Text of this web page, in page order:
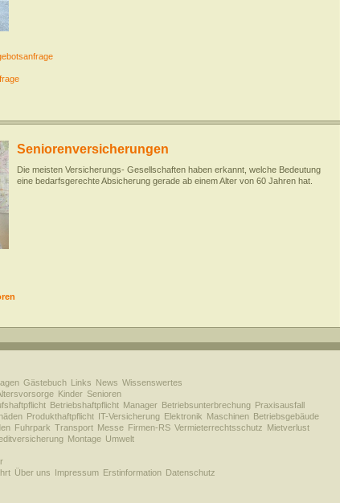
Seniorenversicherungen
Die meisten Versicherungs- Gesellschaften haben erkannt, welche Bedeutung
eine bedarfsgerechte Absicherung gerade ab einem Alter von 60 Jahren hat.
Gästebuch Links News Wissenswertes
Kinder Senioren
Betriebshaftpflicht Manager Betriebsunterbrechung Praxisausfall
Produkthaftpflicht IT-Versicherung Elektronik Maschinen Betriebsgebäude
Fuhrpark Transport Messe Firmen-RS Vermieterrechtsschutz Mietverlust
Montage Umwelt
Über uns Impressum Erstinformation Datenschutz